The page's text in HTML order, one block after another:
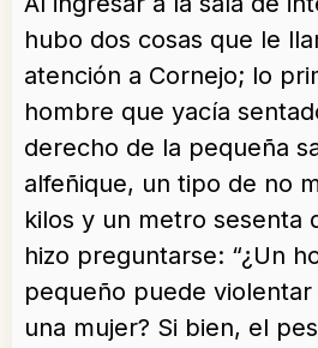
hubo dos cosas que le
atención a Cornejo; lo
hombre que yacía
derecho de la pequeña
alfeñique, un tipo de no
kilos y un metro sesenta
hizo preguntarse: “¿Un
pequeño puede violentar
una mujer? Si bien, el